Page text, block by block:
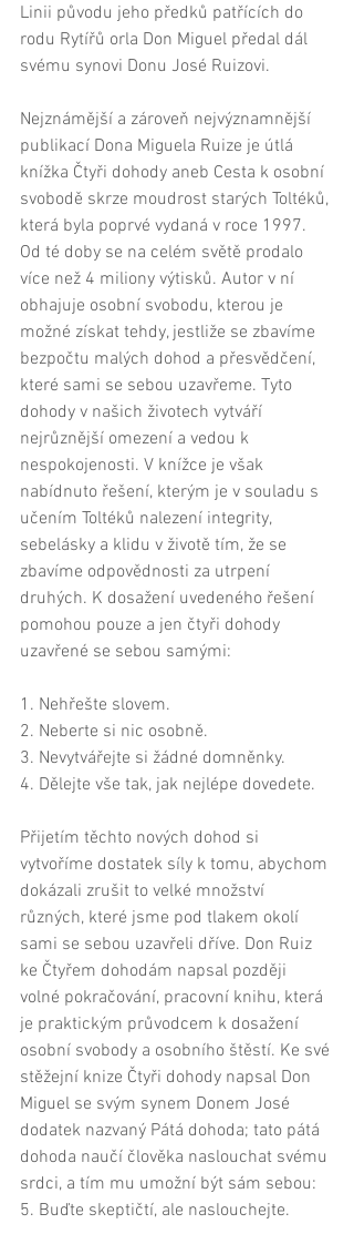
Linii původu jeho předků patřících do
rodu Rytířů orla Don Miguel předal dál
svému synovi Donu José Ruizovi.
Nejznámější a zároveň nejvýznamnější
publikací Dona Miguela Ruize je útlá
knížka Čtyři dohody aneb Cesta k osobní
svobodě skrze moudrost starých Toltéků,
která byla poprvé vydaná v roce 1997.
Od té doby se na celém světě prodalo
více než 4 miliony výtisků. Autor v ní
obhajuje osobní svobodu, kterou je
možné získat tehdy, jestliže se zbavíme
bezpočtu malých dohod a přesvědčení,
které sami se sebou uzavřeme. Tyto
dohody v našich životech vytváří
nejrůznější omezení a vedou k
nespokojenosti. V knížce je však
nabídnuto řešení, kterým je v souladu s
učením Toltéků nalezení integrity,
sebelásky a klidu v životě tím, že se
zbavíme odpovědnosti za utrpení
druhých. K dosažení uvedeného řešení
pomohou pouze a jen čtyři dohody
uzavřené se sebou samými:
1. Nehřešte slovem.
2. Neberte si nic osobně.
3. Nevytvářejte si žádné domněnky.
4. Dělejte vše tak, jak nejlépe dovedete.
Přijetím těchto nových dohod si
vytvoříme dostatek síly k tomu, abychom
dokázali zrušit to velké množství
různých, které jsme pod tlakem okolí
sami se sebou uzavřeli dříve. Don Ruiz
ke Čtyřem dohodám napsal později
volné pokračování, pracovní knihu, která
je praktickým průvodcem k dosažení
osobní svobody a osobního štěstí. Ke své
stěžejní knize Čtyři dohody napsal Don
Miguel se svým synem Donem José
dodatek nazvaný Pátá dohoda; tato pátá
dohoda naučí člověka naslouchat svému
srdci, a tím mu umožní být sám sebou:
5. Buďte skeptičtí, ale naslouchejte.